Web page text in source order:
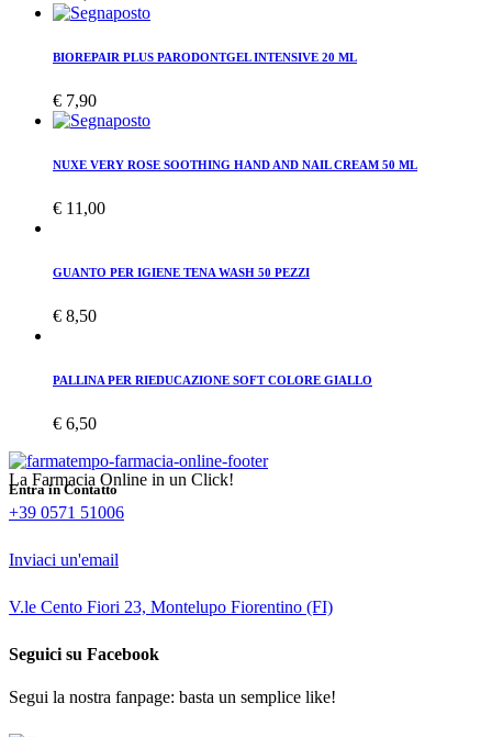
BIOREPAIR PLUS PARODONTGEL INTENSIVE 20 ML
€ 7,90
NUXE VERY ROSE SOOTHING HAND AND NAIL CREAM 50 ML
€ 11,00
GUANTO PER IGIENE TENA WASH 50 PEZZI
€ 8,50
PALLINA PER RIEDUCAZIONE SOFT COLORE GIALLO
€ 6,50
La Farmacia Online in un Click!
Entra in Contatto
+39 0571 51006
Inviaci un'email
V.le Cento Fiori 23, Montelupo Fiorentino (FI)
Seguici su Facebook
Segui la nostra fanpage: basta un semplice like!